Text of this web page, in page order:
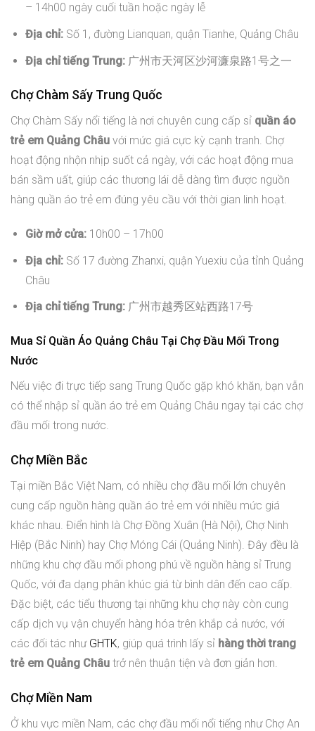
– 14h00 ngày cuối tuần hoặc ngày lễ
Địa chỉ:Số 1, đường Lianquan, quận Tianhe, Quảng Châu
Địa chỉ tiếng Trung:广州市天河区沙河濂泉路1号之一
Chợ Chàm Sấy Trung Quốc
Chợ Chàm Sấy nổi tiếng là nơi chuyên cung cấp sỉ quần áo
trẻ em Quảng Châu với mức giá cực kỳ cạnh tranh. Chợ
hoạt động nhộn nhịp suốt cả ngày, với các hoạt động mua
bán sầm uất, giúp các thương lái dễ dàng tìm được nguồn
hàng quần áo trẻ em đúng yêu cầu với thời gian linh hoạt.
Giờ mở cửa:10h00 – 17h00
Địa chỉ:Số 17 đường Zhanxi, quận Yuexiu của tỉnh Quảng
Châu
Địa chỉ tiếng Trung:广州市越秀区站西路17号
Mua Sỉ Quần Áo Quảng Châu Tại Chợ Đầu Mối Trong
Nước
Nếu việc đi trực tiếp sang Trung Quốc gặp khó khăn, bạn vẫn
có thể nhập sỉ quần áo trẻ em Quảng Châu ngay tại các chợ
đầu mối trong nước.
Chợ Miền Bắc
Tại miền Bắc Việt Nam, có nhiều chợ đầu mối lớn chuyên
cung cấp nguồn hàng quần áo trẻ em với nhiều mức giá
khác nhau. Điển hình là Chợ Đồng Xuân (Hà Nội), Chợ Ninh
Hiệp (Bắc Ninh) hay Chợ Móng Cái (Quảng Ninh). Đây đều là
những khu chợ đầu mối phong phú về nguồn hàng sỉ Trung
Quốc, với đa dạng phân khúc giá từ bình dân đến cao cấp.
Đặc biệt, các tiểu thương tại những khu chợ này còn cung
cấp dịch vụ vận chuyển hàng hóa trên khắp cả nước, với
các đối tác như GHTK, giúp quá trình lấy sỉ hàng thời trang
trẻ em Quảng Châu trở nên thuận tiện và đơn giản hơn.
Chợ Miền Nam
Ở khu vực miền Nam, các chợ đầu mối nổi tiếng như Chợ An